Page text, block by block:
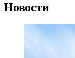
Новости